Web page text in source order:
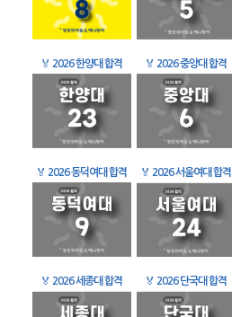
🏅 2026 한양대 합격 🏅 2026 중앙대 합격
🏅 2026 동덕여대 합격 🏅 2026 서울여대 합격
🏅 2026 세종대 합격 🏅 2026 단국대 합격